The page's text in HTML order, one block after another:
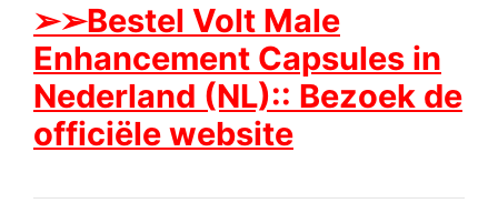
➢➢Bestel Volt Male
Enhancement Capsules in
Nederland (NL):: Bezoek de
officiële website